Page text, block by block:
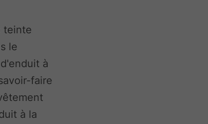
teinte
le
à
faire
à la